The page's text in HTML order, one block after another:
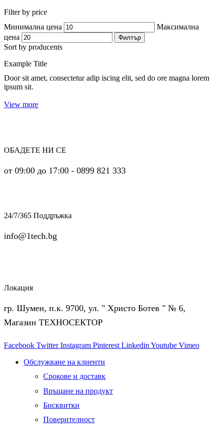
Filter by price
Минимална цена
Максимална
цена
Филтър
Sort by producents
Example Title
Door sit amet, consectetur adip iscing elit, sed do ore magna lorem
ipsum sit.
View more
ОБАДЕТЕ НИ СЕ
от 09:00 до 17:00 - 0899 821 333
24/7/365 Поддръжка
info@1tech.bg
Локация
гр. Шумен, п.к. 9700, ул. " Христо Ботев " № 6,
Магазин ТЕХНОСЕКТОР
Facebook Twitter Instagram Pinterest Linkedin Youtube Vimeo
Обслужване на клиенти
Срокове и доставк
Връщане на продукт
Бисквитки
Поверителност